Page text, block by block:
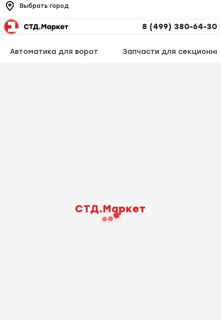
Выбрать город
8 (499) 380-64-30
Автоматика для ворот Запчасти для
СТД.Маркет